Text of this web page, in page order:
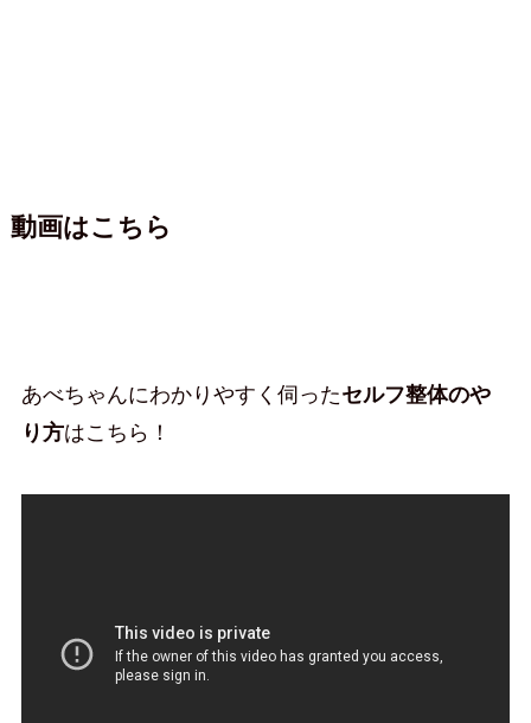
動画はこちら
あべちゃんにわかりやすく伺ったセルフ整体のや
り方はこちら！